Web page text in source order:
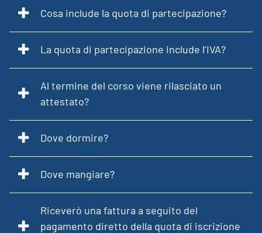
Cosa include la quota di partecipazione?
La quota di partecipazione include l’IVA?
Al termine del corso viene rilasciato un
attestato?
Dove dormire?
Dove mangiare?
Riceverò una fattura a seguito del
pagamento diretto della quota di iscrizione